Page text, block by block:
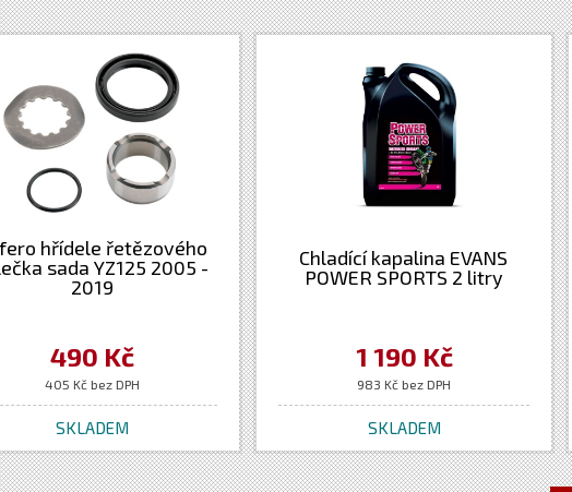
hřídele řetězového
sada YZ125 2005 -
2019
490 Kč
405 Kč bez DPH
SKLADEM
Chladící kapalina EVANS
POWER SPORTS 2 litry
1 190 Kč
983 Kč bez DPH
SKLADEM